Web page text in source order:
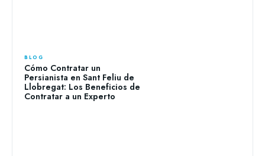
BLOG
Cómo Contratar un
Persianista en Sant Feliu de
Llobregat: Los Beneficios de
Contratar a un Experto